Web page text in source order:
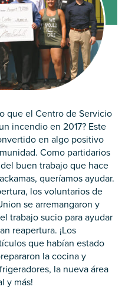
que el Centro de Servicio
incendio en 2017? Este
en algo positivo
Como partidarios
buen trabajo que hace
queríamos ayudar.
los voluntarios de
se arremangaron y
trabajo sucio para ayudar
reapertura. ¡Los
que habían estado
la cocina y
la nueva área
y más!